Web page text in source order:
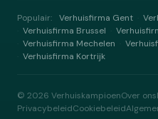
Populair: Verhuisfirma Gent
Verhuisfirma Brussel
Verhuisfirma Mechelen
Verhuisfirma Kortrijk
© 2026 VerhuiskampioenOver ons
PrivacybeleidCookiebeleid